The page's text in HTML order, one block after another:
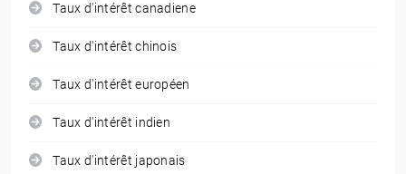
Taux d'intérêt canadiene
Taux d'intérêt chinois
Taux d'intérêt européen
Taux d'intérêt indien
Taux d'intérêt japonais